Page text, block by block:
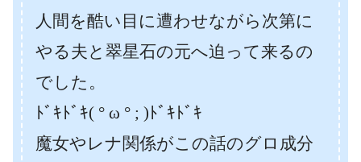
人間を酷い目に遭わせながら次第に
やる夫と翠星石の元へ迫って来るの
でした。
ﾄﾞｷﾄﾞｷ( ° ω ° ; )ﾄﾞｷﾄﾞｷ
魔女やレナ関係がこの話のグロ成分